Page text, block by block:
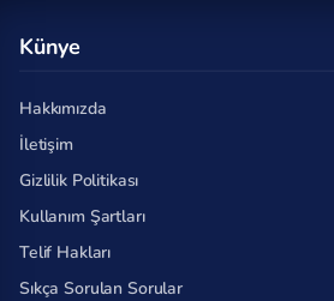
Künye
Hakkımızda
İletişim
Gizlilik Politikası
Kullanım Şartları
Telif Hakları
Sıkça Sorulan Sorular